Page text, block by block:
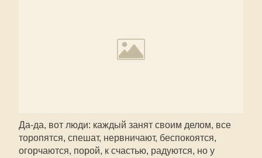
Да-да, вот люди: каждый занят своим делом, все
торопятся, спешат, нервничают, беспокоятся,
огорчаются, порой, к счастью, радуются, но у